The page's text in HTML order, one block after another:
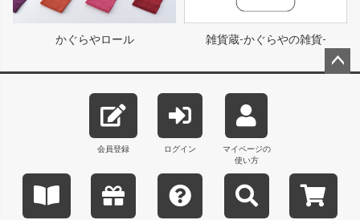
かぐらやロール 雑貨蔵-かぐらやの雑貨-
会員登録 ログイン
マイページの
使い方